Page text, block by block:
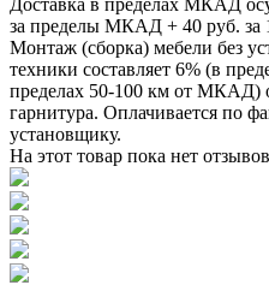
за пределы МКАД + 40 руб. за
Монтаж (сборка) мебели без
техники составляет 6% (в
пределах 50-100 км от МКАД)
гарнитура. Оплачивается по
установщику.
На этот товар пока нет отзывов